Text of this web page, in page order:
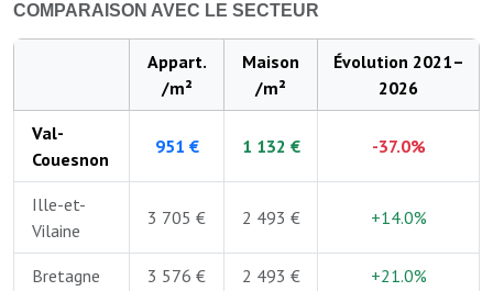
COMPARAISON AVEC LE SECTEUR
Appart.
/m²
Maison
/m²
Évolution 2021–
2026
Val-
Couesnon
951 € 1 132 € -37.0%
Ille-et-
Vilaine
3 705 € 2 493 € +14.0%
Bretagne 3 576 € 2 493 € +21.0%